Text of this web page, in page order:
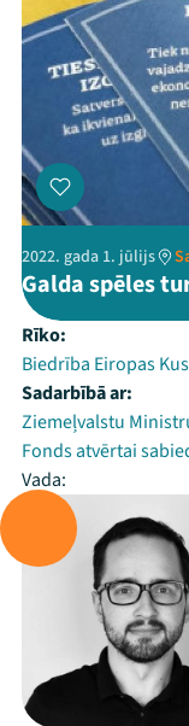
2022. gada 1. jūlijs
Galda spēles
Rīko:
Biedrība Eiropas
Sadarbībā ar:
Ziemeļvalstu
Fonds atvērtai
Vada: